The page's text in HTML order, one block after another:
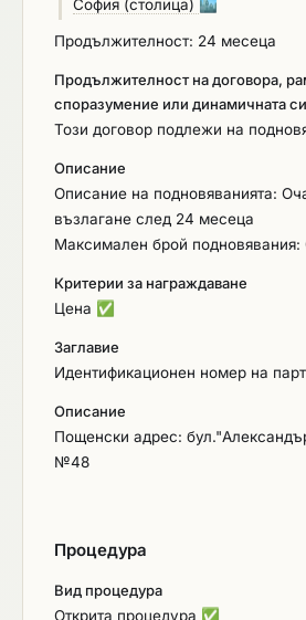
София (столица) 🏙️
Продължителност: 24 месеца
Продължителност на договора,
споразумение или динамичната
Този договор подлежи на
Описание
Описание на подновяванията:
възлагане след 24 месеца
Максимален брой подновявания:
Критерии за награждаване
Цена ✅
Заглавие
Идентификационен номер на
Описание
Пощенски адрес:
№48
Процедура
Вид процедура
Открита процедура ✅